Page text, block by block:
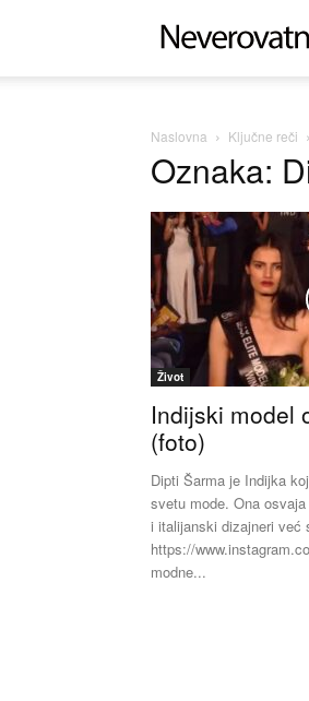
Naslovna Ključne reči
Oznaka:
Život
Indijski model
(foto)
Dipti Šarma je Indijka
svetu mode. Ona
i italijanski dizajneri već
https://
modne...